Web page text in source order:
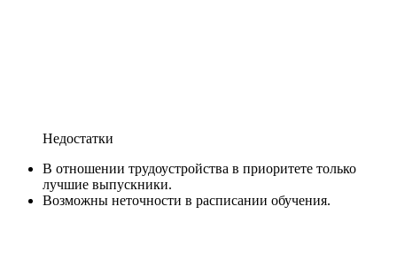
Недостатки
В отношении трудоустройства в приоритете только
лучшие выпускники.
Возможны неточности в расписании обучения.